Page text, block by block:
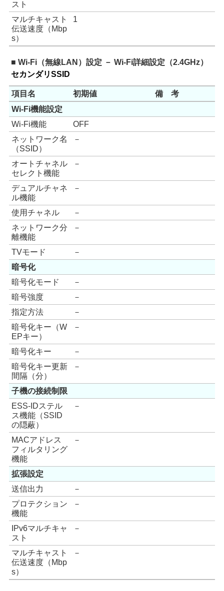
スト
マルチキャスト
伝送速度（Mbp
s）
1
■ Wi-Fi（無線LAN）設定 － Wi-Fi詳細設定（2.4GHz）
セカンダリSSID
項目名 初期値
備 考
Wi-Fi機能設定
Wi-Fi機能
OFF
ネットワーク名
（SSID）
－
オートチャネル
セレクト機能
－
デュアルチャネ
ル機能
－
使用チャネル
－
ネットワーク分
離機能
－
TVモード
－
暗号化
暗号化モード
－
暗号強度
－
指定方法
－
暗号化キー（W
EPキー）
－
暗号化キー
－
暗号化キー更新
間隔（分）
－
子機の接続制限
ESS-IDステル
ス機能（SSID
の隠蔽）
－
MACアドレス
フィルタリング
機能
－
拡張設定
送信出力
－
プロテクション
機能
－
IPv6マルチキャ
スト
－
マルチキャスト
伝送速度（Mbp
s）
－